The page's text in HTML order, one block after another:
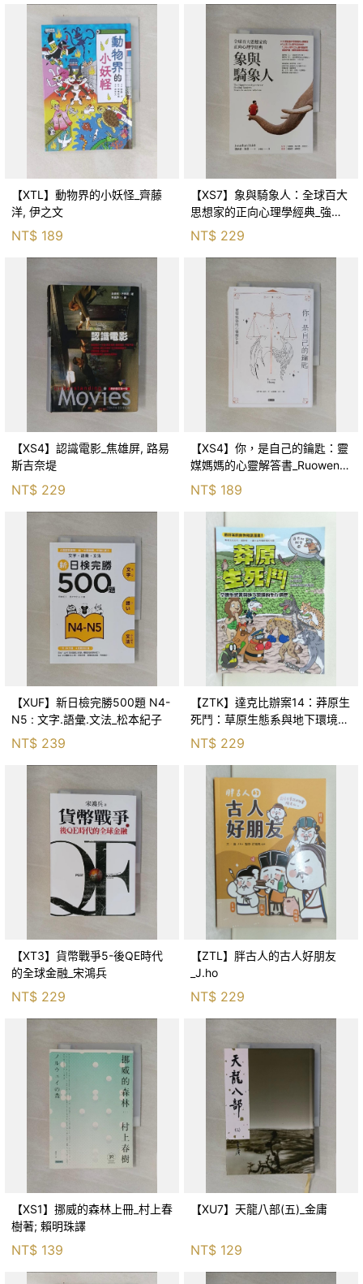
【XTL】動物界的小妖怪_齊藤
洋, 伊之文
NT$ 189
【XS7】象與騎象人：全球百大
思想家的正向心理學經典_強納
森．海德, 李靜瑤
NT$ 229
【XS4】認識電影_焦雄屏, 路易
斯吉奈堤
NT$ 229
【XS4】你，是自己的鑰匙：靈
媒媽媽的心靈解答書_Ruowen
Huang
NT$ 189
【XUF】新日檢完勝500題 N4-
N5 : 文字.語彙.文法_松本紀子
NT$ 239
【ZTK】達克比辦案14：莽原生
死鬥：草原生態系與地下環境的
生存適應_柯智元
NT$ 229
【XT3】貨幣戰爭5-後QE時代
的全球金融_宋鴻兵
NT$ 229
【ZTL】胖古人的古人好朋友
_J.ho
NT$ 229
【XS1】挪威的森林上冊_村上春
樹著; 賴明珠譯
NT$ 139
【XU7】天龍八部(五)_金庸
NT$ 129